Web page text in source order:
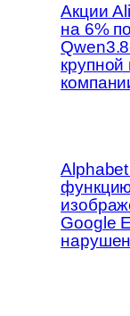
Акции
на 6%
Google